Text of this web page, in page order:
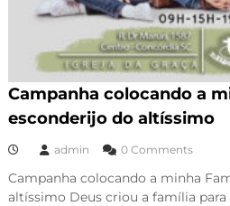
Campanha colocando a
esconderijo do altíssimo
admin 0 Comments
Campanha colocando a minha
altíssimo Deus criou a família